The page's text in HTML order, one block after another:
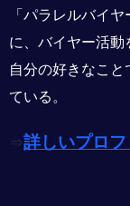
「パラレルバイ
に、バイヤー活動
自分の好きなこ
ている。
⇒詳しいプロ